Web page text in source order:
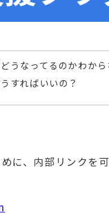
うなってるのかわから
すればいいの？
に、内部リンクを